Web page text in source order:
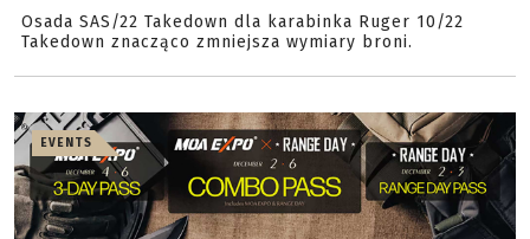
Osada SAS/22 Takedown dla karabinka Ruger 10/22
Takedown znacząco zmniejsza wymiary broni.
EVENTS